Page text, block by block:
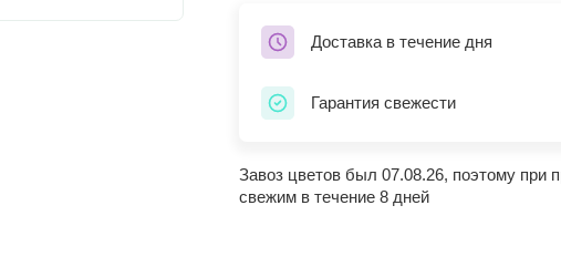
Доставка в течение дня
Гарантия свежести
Завоз цветов был 07.08.26, поэтому при
свежим в течение 8 дней